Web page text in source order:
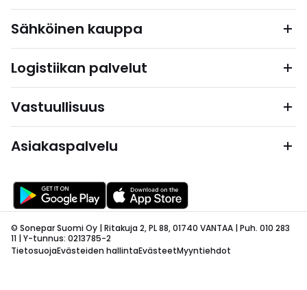
Sähköinen kauppa
Logistiikan palvelut
Vastuullisuus
Asiakaspalvelu
© Sonepar Suomi Oy | Ritakuja 2, PL 88, 01740 VANTAA | Puh. 010 283
11 | Y-tunnus: 0213785-2
TietosuojaEvästeiden hallintaEvästeetMyyntiehdot